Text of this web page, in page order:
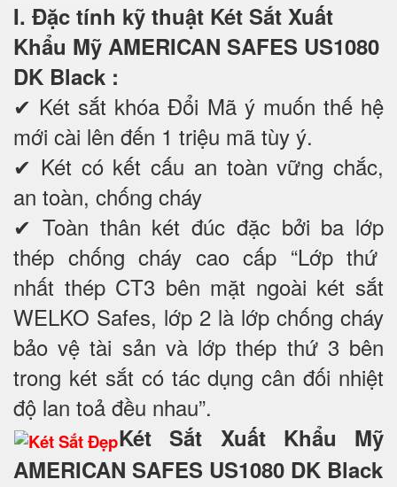
I. Đặc tính kỹ thuật Két Sắt Xuất
Khẩu Mỹ AMERICAN SAFES US1080
DK Black :
✔ Két sắt khóa Đổi Mã ý muốn thế hệ
mới cài lên đến 1 triệu mã tùy ý.
✔ Két có kết cấu an toàn vững chắc,
an toàn, chống cháy
✔ Toàn thân két đúc đặc bởi ba lớp
thép chống cháy cao cấp “Lớp thứ
nhất thép CT3 bên mặt ngoài két sắt
WELKO Safes, lớp 2 là lớp chống cháy
bảo vệ tài sản và lớp thép thứ 3 bên
trong két sắt có tác dụng cân đối nhiệt
độ lan toả đều nhau”.
Két Sắt Xuất Khẩu Mỹ
AMERICAN SAFES US1080 DK Black